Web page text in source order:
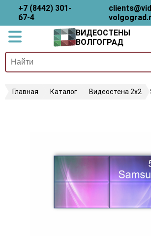
+7 (8442) 301-
67-4
ВИДЕОСТЕНЫ
ВОЛГОГРАД
Главная Каталог Видеостена 2x2